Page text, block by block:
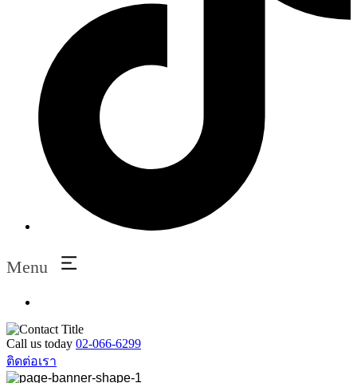
Menu
Call us today 02-066-6299
ติดต่อเรา